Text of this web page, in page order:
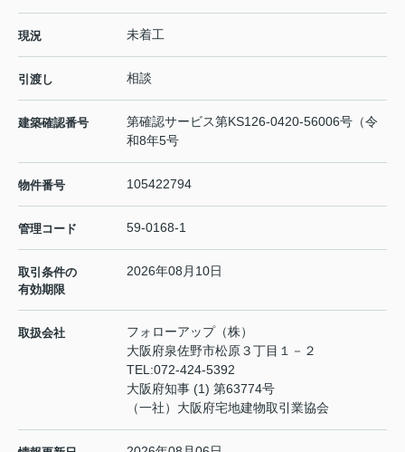
現況 未着工
引渡し 相談
建築確認番号
第確認サービス第KS126-0420-56006号（令
和8年5号
物件番号 105422794
管理コード 59-0168-1
取引条件の
有効期限
2026年08月10日
取扱会社
フォローアップ（株）
大阪府泉佐野市松原３丁目１－２
TEL:072-424-5392
大阪府知事 (1) 第63774号
（一社）大阪府宅地建物取引業協会